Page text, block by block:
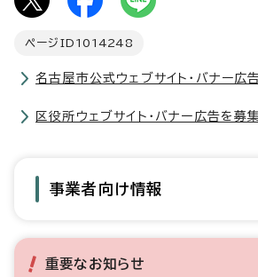
ページID 1014248
名古屋市公式ウェブサイト・バナー広
区役所ウェブサイト・バナー広告を募
事業者向け情報
重要なお知らせ